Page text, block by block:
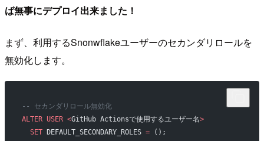
ば無事にデプロイ出来ました！
まず、利用するSnonwflakeユーザーのセカンダリロールを
無効化します。
-- セカンダリロール無効化
ALTER USER <GitHub Actionsで使用するユーザー名>
  SET
DEFAULT_SECONDARY_ROLES = ();